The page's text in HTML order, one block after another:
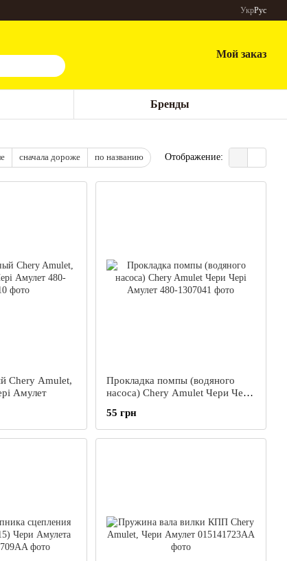
УкрРус
Мой заказ
Бренды
сначала дороже по названию Отображение:
Chery Amulet,
Амулет
Прокладка помпы (водяного
насоса) Chery Amulet Чери Чері
55 грн